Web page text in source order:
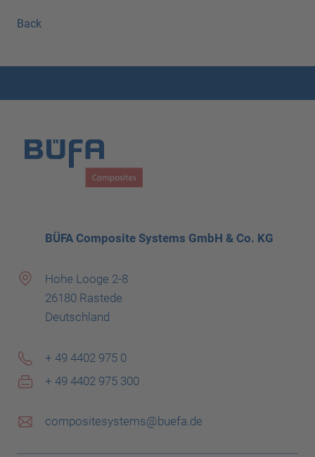
Back
BÜFA Composite Systems GmbH & Co. KG
Hohe Looge 2-8
26180 Rastede
Deutschland
+ 49 4402 975 0
+ 49 4402 975 300
compositesystems@buefa.de